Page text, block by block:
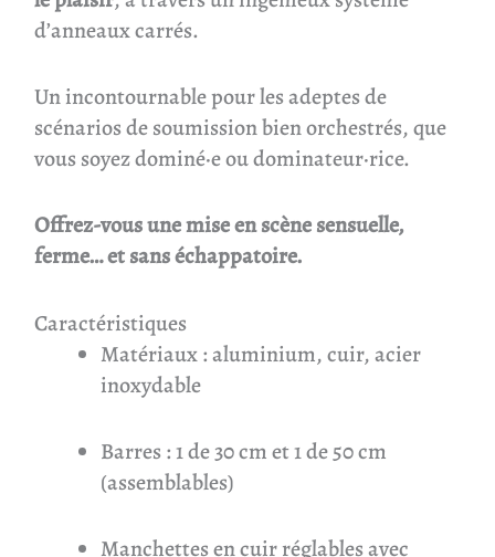
d’anneaux carrés.
Un incontournable pour les adeptes de
scénarios de soumission bien orchestrés, que
vous soyez dominé·e ou dominateur·rice.
Offrez-vous une mise en scène sensuelle,
ferme… et sans échappatoire.
Caractéristiques
Matériaux : aluminium, cuir, acier
inoxydable
Barres : 1 de 30 cm et 1 de 50 cm
(assemblables)
Manchettes en cuir réglables avec